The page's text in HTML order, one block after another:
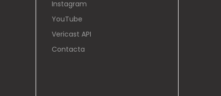
Instagram
YouTube
Vericast API
Contacta